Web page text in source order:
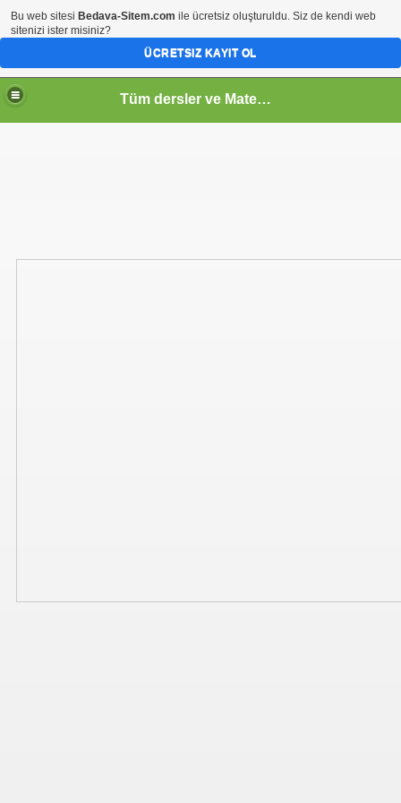
Tüm dersler ve Matematik
Bu web sitesi Bedava-Sitem.com ile ücretsiz oluşturuldu. Siz de kendi web
sitenizi ister misiniz?
ÜCRETSIZ KAYIT OL